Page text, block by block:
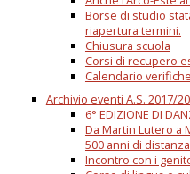
Borse di studio
riapertura termini.
Chiusura scuola
Corsi di recupero
Calendario
Archivio eventi A.S. 2017/
6° EDIZIONE DI
Da Martin Lutero a
500 anni di
Incontro con i